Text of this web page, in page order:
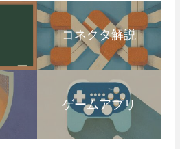
コネクタ解説
ゲームアプリ